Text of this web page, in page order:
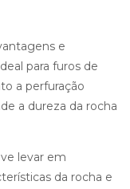
e
para furos de
a perfuração
a dureza da rocha
levar em
da rocha e